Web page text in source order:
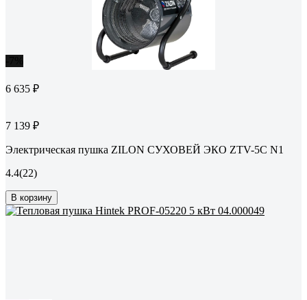
6 635 ₽
7 139 ₽
Электрическая пушка ZILON СУХОВЕЙ ЭКО ZTV-5C N1
4.4(22)
В корзину